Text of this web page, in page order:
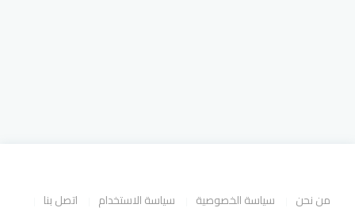
من نحن سياسة الخصوصية سياسة الاستخدام اتصل بنا